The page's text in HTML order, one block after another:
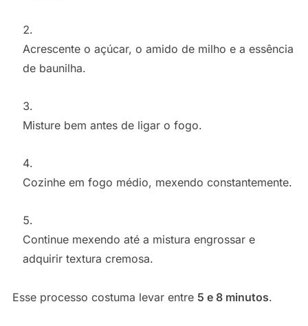
Acrescente o açúcar, o amido de milho e a essência
de baunilha.
Misture bem antes de ligar o fogo.
Cozinhe em fogo médio, mexendo constantemente.
Continue mexendo até a mistura engrossar e
adquirir textura cremosa.
Esse processo costuma levar entre 5 e 8 minutos.